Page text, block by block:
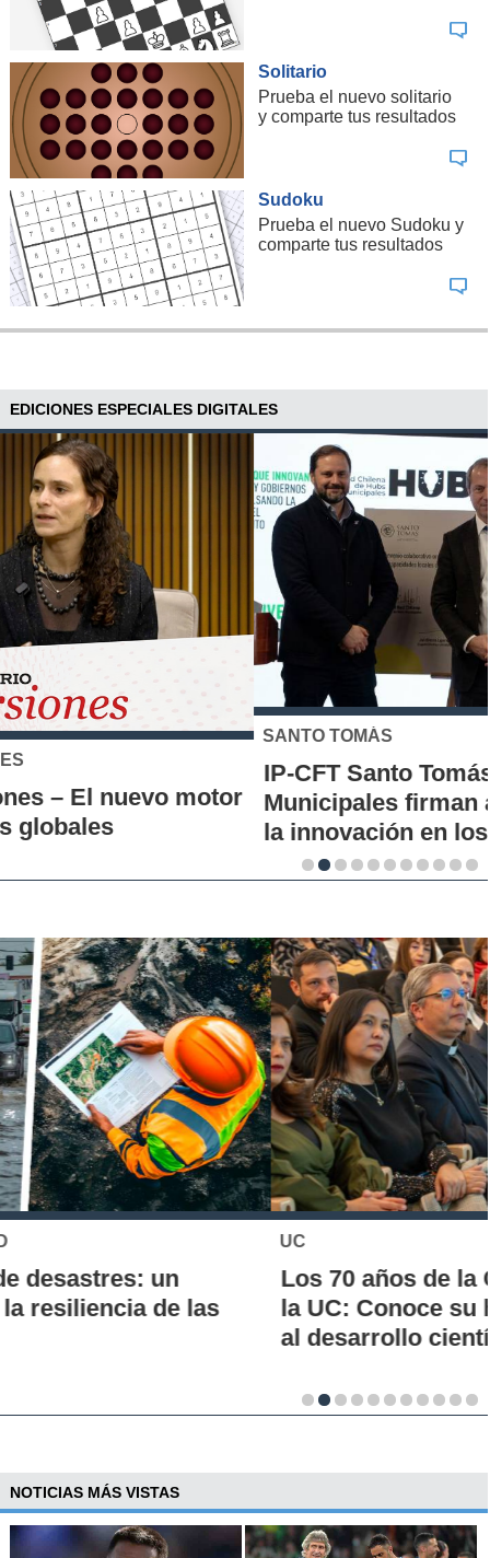
Solitario
Prueba el nuevo solitario
y comparte tus resultados
Sudoku
Prueba el nuevo Sudoku y
comparte tus resultados
EDICIONES ESPECIALES DIGITALES
SANTO TOMÁS
IP-CFT Santo Tomás y Red de Hubs
Municipales firman alianza para impulsar
la innovación en los territorios
Los 70 años de la Carrera de Química de
la UC: Conoce su historia, hitos y aporte
al desarrollo científico del país
NOTICIAS MÁS VISTAS